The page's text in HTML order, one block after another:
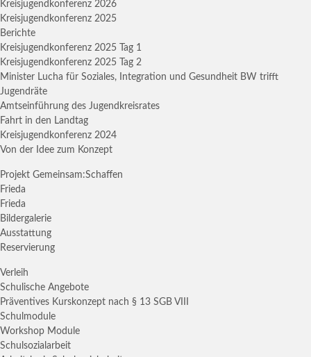
Kreisjugendkonferenz 2026
Kreisjugendkonferenz 2025
Berichte
Kreisjugendkonferenz 2025 Tag 1
Kreisjugendkonferenz 2025 Tag 2
Minister Lucha für Soziales, Integration und Gesundheit BW trifft
Jugendräte
Amtseinführung des Jugendkreisrates
Fahrt in den Landtag
Kreisjugendkonferenz 2024
Von der Idee zum Konzept
Projekt Gemeinsam:Schaffen
Frieda
Frieda
Bildergalerie
Ausstattung
Reservierung
Verleih
Schulische Angebote
Präventives Kurskonzept nach § 13 SGB VIII
Schulmodule
Workshop Module
Schulsozialarbeit